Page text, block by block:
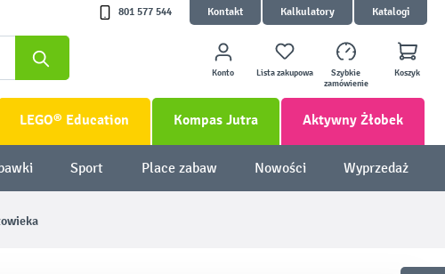
801 577 544 Kontakt Kalkulatory Katalogi
Konto Lista zakupowa
Szybkie
zamówienie
Koszyk
LEGO® Education Kompas Jutra Aktywny Żłobek
Sport Place zabaw Nowości Wyprzedaż